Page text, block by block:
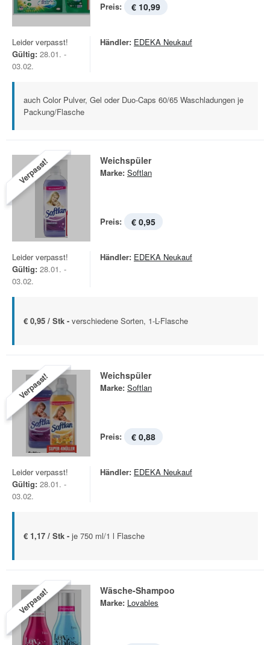
Preis: € 10,99
Leider verpasst!
Gültig: 28.01. -
03.02.
Händler: EDEKA Neukauf
auch Color Pulver, Gel oder Duo-Caps 60/65 Waschladungen je
Packung/Flasche
Verpasst! Weichspüler
Marke: Softlan
Preis: € 0,95
Leider verpasst!
Gültig: 28.01. -
03.02.
Händler: EDEKA Neukauf
€ 0,95 / Stk - verschiedene Sorten, 1-L-Flasche
Verpasst! Weichspüler
Marke: Softlan
Preis: € 0,88
Leider verpasst!
Gültig: 28.01. -
03.02.
Händler: EDEKA Neukauf
€ 1,17 / Stk - je 750 ml/1 l Flasche
Verpasst! Wäsche-Shampoo
Marke: Lovables